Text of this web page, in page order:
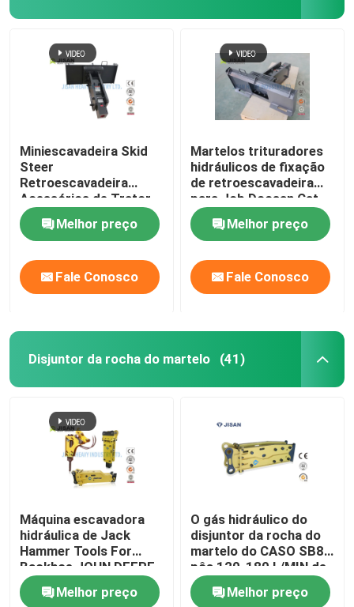
Miniescavadeira Skid
Steer
Retroescavadeira
Acessórios de Trator
Melhor preço
Fale Conosco
Martelos trituradores
hidráulicos de fixação
de retroescavadeira
para Jcb Doosan Cat
Melhor preço
Fale Conosco
Disjuntor da rocha do martelo (41)
Máquina escavadora
hidráulica de Jack
Hammer Tools For
Backhoe JOHN DEERE
da máquina do
disjuntor da rocha do
Melhor preço
O gás hidráulico do
disjuntor da rocha do
martelo do CASO SB81
pôs 120-180 L/MIN de
fluxo do óleo
Melhor preço